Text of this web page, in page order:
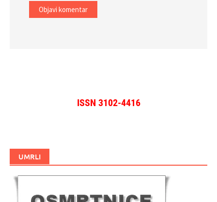
ISSN 3102-4416
UMRLI